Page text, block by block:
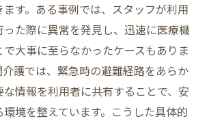
す。ある事例では、スタッフが利用
た際に異常を発見し、迅速に医療機
大事に至らなかったケースもありま
護では、緊急時の避難経路をあらか
情報を利用者に共有することで、安
境を整えています。こうした具体的